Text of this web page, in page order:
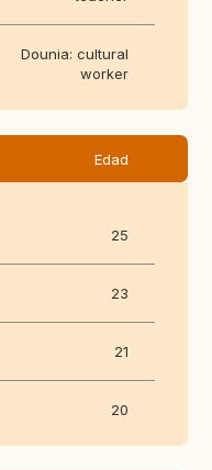
Dounia: cultural
worker
Edad
25
23
21
20